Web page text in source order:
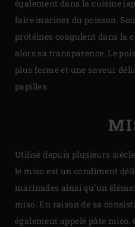
également dans la cuisine
faire mariner du poisson.
protéines coagulent dans la
alors sa transparence. Le
plus ferme et une saveur
papilles.
Utilisé depuis plusieurs
le miso est un condiment
marinades ainsi qu’un
miso. En raison de sa
également appelé pâte miso.